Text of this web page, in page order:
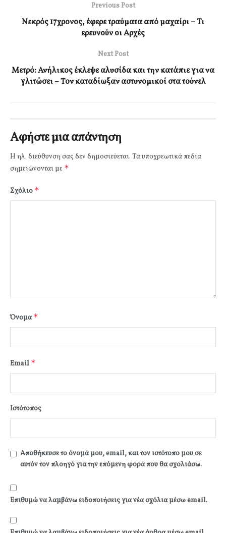
Previous Post
Νεκρός 17χρονος, έφερε τραύματα από μαχαίρι – Τι
ερευνούν οι Αρχές
Next Post
Μετρό: Ανήλικος έκλεψε αλυσίδα και την κατάπιε για να
γλιτώσει – Τον καταδίωξαν αστυνομικοί στα τούνελ
Αφήστε μια απάντηση
Η ηλ. διεύθυνση σας δεν δημοσιεύεται. Τα υποχρεωτικά πεδία
σημειώνονται με *
Σχόλιο *
Όνομα*
Email *
Ιστότοπος
Αποθήκευσε το όνομά μου, email, και τον ιστότοπο μου σε
αυτόν τον πλοηγό για την επόμενη φορά που θα σχολιάσω.
Επιθυμώ να λαμβάνω ειδοποιήσεις για νέα σχόλια μέσω email.